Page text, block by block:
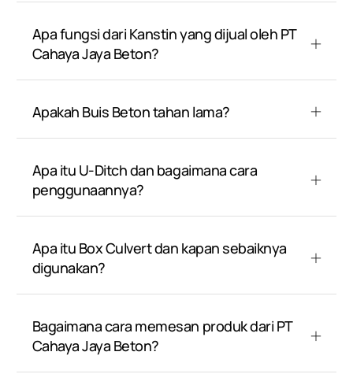
Apa fungsi dari Kanstin yang dijual oleh PT
Cahaya Jaya Beton?
Apakah Buis Beton tahan lama?
Apa itu U-Ditch dan bagaimana cara
penggunaannya?
Apa itu Box Culvert dan kapan sebaiknya
digunakan?
Bagaimana cara memesan produk dari PT
Cahaya Jaya Beton?